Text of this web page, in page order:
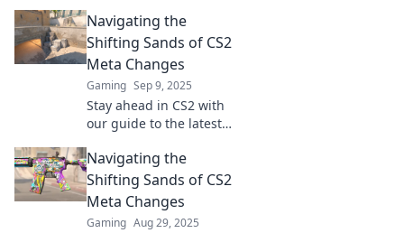
gameplay and what
every player must know
to stay ahead in the
game.
Navigating the
Shifting Sands of CS2
Meta Changes
Gaming Sep 9, 2025
Stay ahead in CS2 with
our guide to the latest
strategies and tips to
dominate the
competition now!
Navigating the
Shifting Sands of CS2
Meta Changes
Gaming Aug 29, 2025